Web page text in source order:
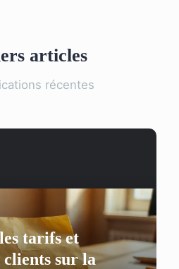
articles
récentes
tarifs et
clients sur la